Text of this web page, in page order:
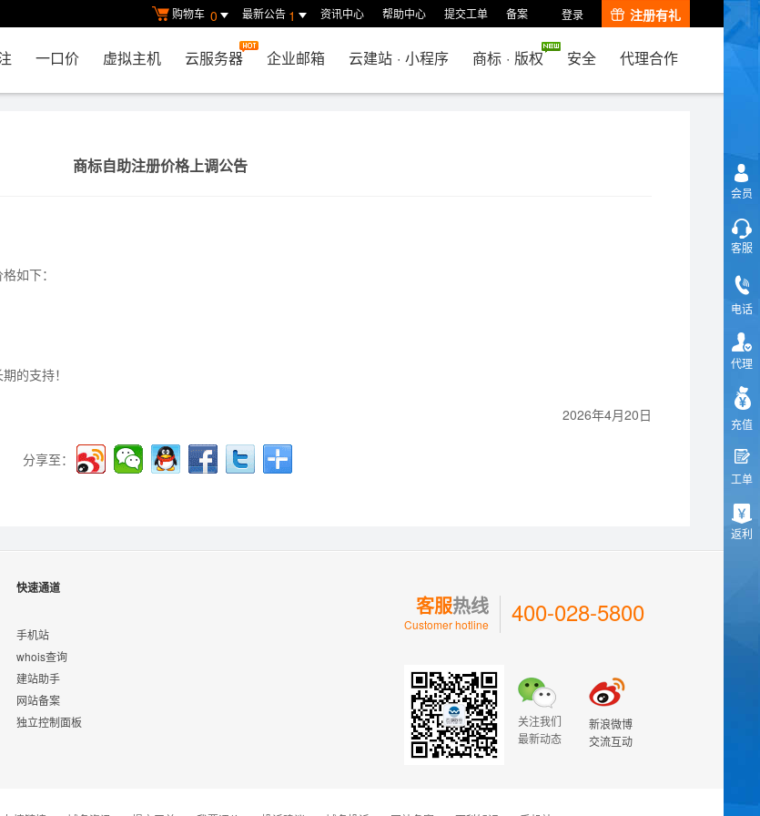
购物车 0 最新公告 1 资讯中心 帮助中心 提交工单 备案 登录 注册有礼
一口价 虚拟主机 云服务器 企业邮箱 云建站 · 小程序 商标 · 版权 安全 代理合作
商标自助注册价格上调公告
如下：
的支持！
2026年4月20日
分享至：
快速通道
手机站
whois查询
建站助手
网站备案
独立控制面板
客服热线
Customer hotline 400-028-5800
关注我们
最新动态
新浪微博
交流互动
会员
客服
电话
代理
充值
工单
返利